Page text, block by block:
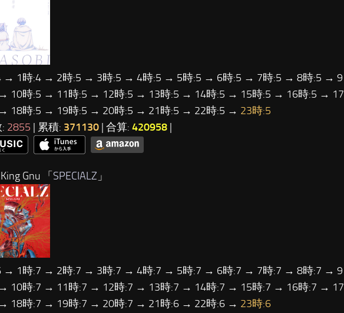
→ 1時:4 → 2時:5 → 3時:5 → 4時:5 → 5時:5 → 6時:5 → 7時:5 → 8時:5 → 9
10時:5 → 11時:5 → 12時:5 → 13時:5 → 14時:5 → 15時:5 → 16時:5 → 17
18時:5 → 19時:5 → 20時:5 → 21時:5 → 22時:5 → 23時:5
2855 | 累積: 371130 | 合算: 420958 |
Gnu 「 SPECIALZ 」
→ 1時:7 → 2時:7 → 3時:7 → 4時:7 → 5時:7 → 6時:7 → 7時:7 → 8時:7 → 9
10時:7 → 11時:7 → 12時:7 → 13時:7 → 14時:7 → 15時:7 → 16時:7 → 17
18時:7 → 19時:7 → 20時:7 → 21時:6 → 22時:6 → 23時:6